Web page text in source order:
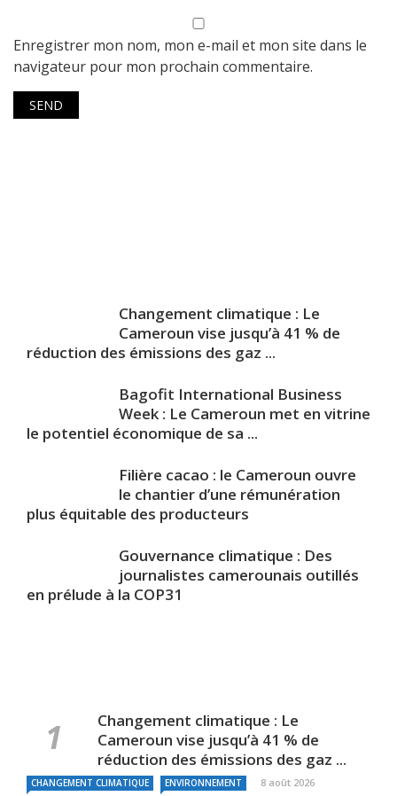
Enregistrer mon nom, mon e-mail et mon site dans le
navigateur pour mon prochain commentaire.
Changement climatique : Le
Cameroun vise jusqu’à 41 % de
réduction des émissions des gaz ...
Bagofit International Business
Week : Le Cameroun met en vitrine
le potentiel économique de sa ...
Filière cacao : le Cameroun ouvre
le chantier d’une rémunération
plus équitable des producteurs
Gouvernance climatique : Des
journalistes camerounais outillés
en prélude à la COP31
Changement climatique : Le
Cameroun vise jusqu’à 41 % de
réduction des émissions des gaz ...
CHANGEMENT CLIMATIQUE ENVIRONNEMENT 8 août 2026